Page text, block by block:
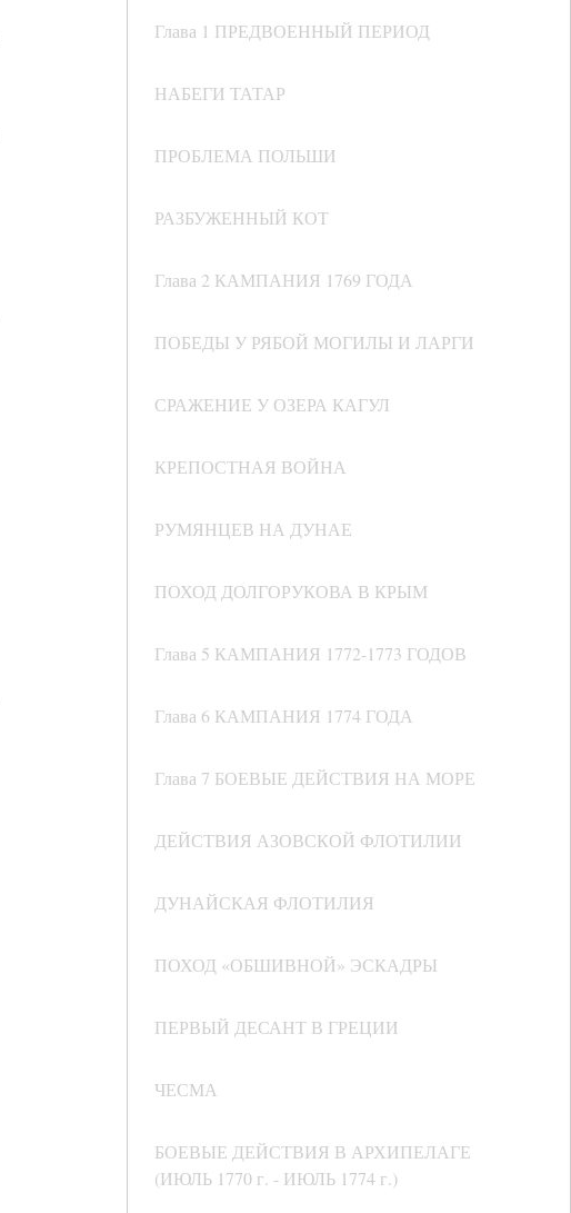
Глава 1 ПРЕДВОЕННЫЙ ПЕРИОД
НАБЕГИ ТАТАР
ПРОБЛЕМА ПОЛЬШИ
РАЗБУЖЕННЫЙ КОТ
Глава 2 КАМПАНИЯ 1769 ГОДА
ПОБЕДЫ У РЯБОЙ МОГИЛЫ И ЛАРГИ
СРАЖЕНИЕ У ОЗЕРА КАГУЛ
КРЕПОСТНАЯ ВОЙНА
РУМЯНЦЕВ НА ДУНАЕ
ПОХОД ДОЛГОРУКОВА В КРЫМ
Глава 5 КАМПАНИЯ 1772-1773 ГОДОВ
Глава 6 КАМПАНИЯ 1774 ГОДА
Глава 7 БОЕВЫЕ ДЕЙСТВИЯ НА МОРЕ
ДЕЙСТВИЯ АЗОВСКОЙ ФЛОТИЛИИ
ДУНАЙСКАЯ ФЛОТИЛИЯ
ПОХОД «ОБШИВНОЙ» ЭСКАДРЫ
ПЕРВЫЙ ДЕСАНТ В ГРЕЦИИ
ЧЕСМА
БОЕВЫЕ ДЕЙСТВИЯ В АРХИПЕЛАГЕ
(ИЮЛЬ 1770 г. - ИЮЛЬ 1774 г.)